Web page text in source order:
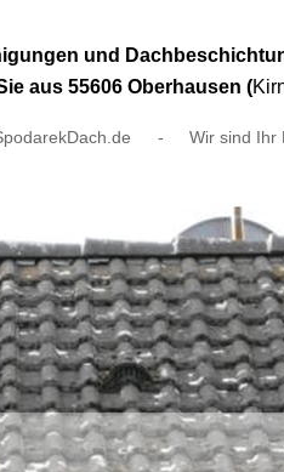
und
aus 55606 Oberhausen (
- Wir sind Ihr